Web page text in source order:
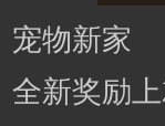
宠物新家
全新奖励